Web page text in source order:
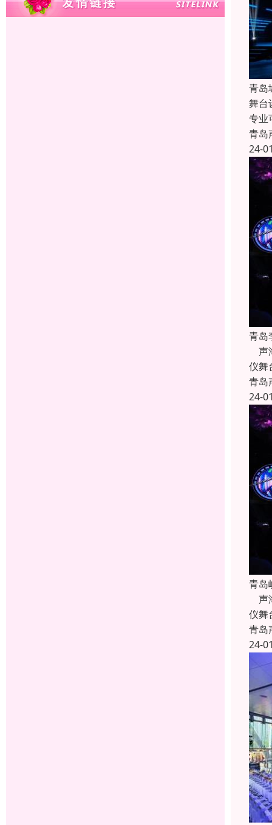
青岛
舞台
专业
青岛
24-
青岛
声
仪舞
青岛
24-
青岛
声
仪舞
青岛
24-